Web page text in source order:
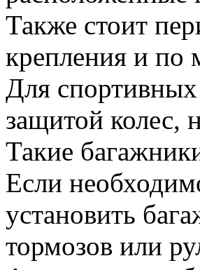
Также стоит
крепления и по
Для
защитой колес,
Такие
Если
установить
тормозов или